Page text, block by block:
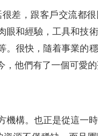
差，跟客戶交流都
和經驗，工具和技
。很快，隨着事業的
他們有了一個可愛的
機構。也正是從這一